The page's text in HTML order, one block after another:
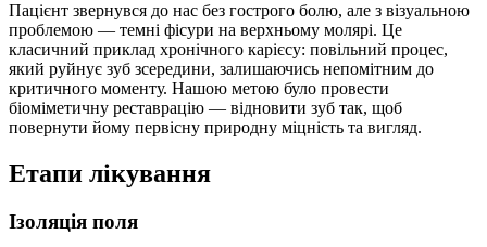
Пацієнт звернувся до нас без гострого болю, але з візуальною
проблемою — темні фісури на верхньому молярі. Це
класичний приклад хронічного карієсу: повільний процес,
який руйнує зуб зсередини, залишаючись непомітним до
критичного моменту. Нашою метою було провести
біоміметичну реставрацію — відновити зуб так, щоб
повернути йому первісну природну міцність та вигляд.
Етапи лікування
Ізоляція поля